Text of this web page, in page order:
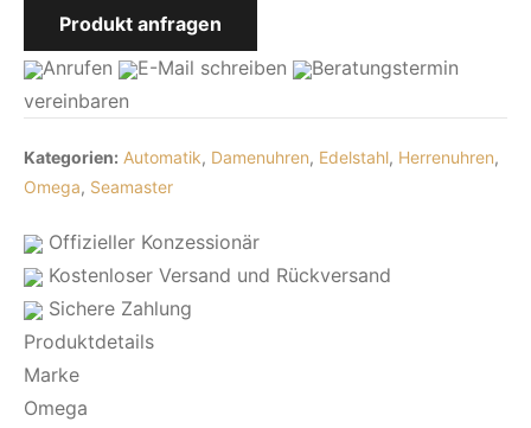
Produkt anfragen
Anrufen
E-Mail schreiben
Beratungstermin
vereinbaren
Kategorien: Automatik, Damenuhren, Edelstahl, Herrenuhren,
Omega, Seamaster
Offizieller Konzessionär
Kostenloser Versand und Rückversand
Sichere Zahlung
Produktdetails
Marke
Omega